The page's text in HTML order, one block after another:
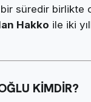
bir süredir
Hakko ile iki
KİMDİR?